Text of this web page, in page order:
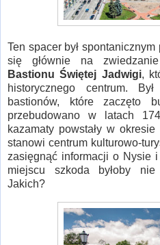
Ten spacer był
się głównie na
Bastionu Świętej Jadwigi,
historycznego centrum.
bastionów, które zaczęto
przebudowano w latach
kazamaty powstały w
stanowi centrum kulturowo-
zasięgnąć informacji o Nysie
miejscu szkoda byłoby
Jakich?